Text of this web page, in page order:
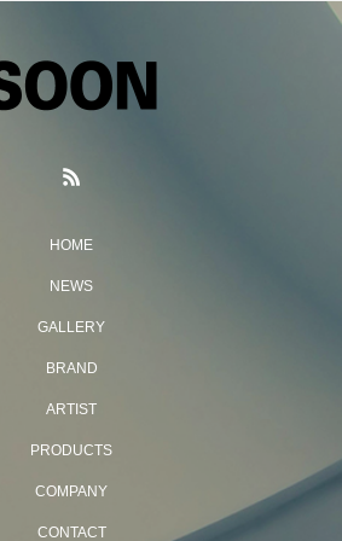
HOME
NEWS
GALLERY
BRAND
ARTIST
PRODUCTS
COMPANY
CONTACT